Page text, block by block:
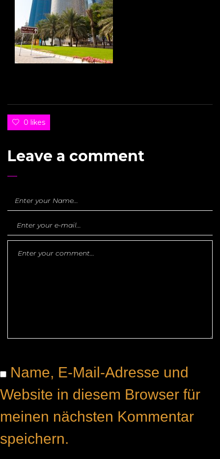
0 likes
Leave a comment
Name, E-Mail-Adresse und
Website in diesem Browser für
meinen nächsten Kommentar
speichern.